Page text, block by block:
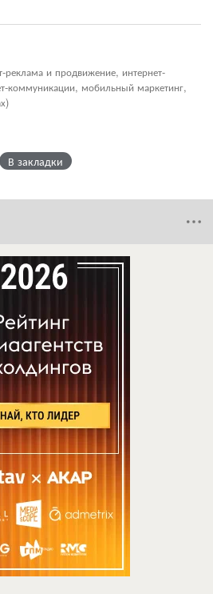
реклама и продвижение, интернет-
коммуникации, мобильный маркетинг,
В закладки